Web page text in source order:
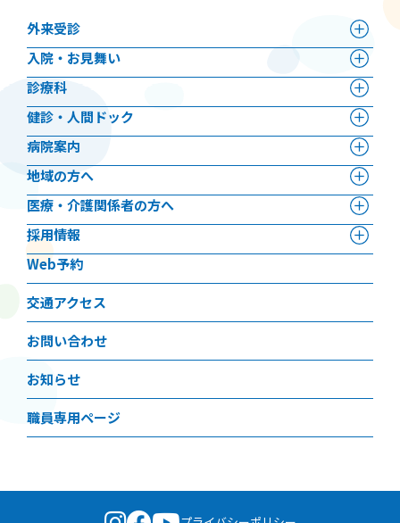
外来受診
⼊院・お見舞い
診療科
健診・人間ドック
病院案内
地域の方へ
医療・介護関係者の方へ
採用情報
Web予約
交通アクセス
お問い合わせ
お知らせ
職員専用ページ